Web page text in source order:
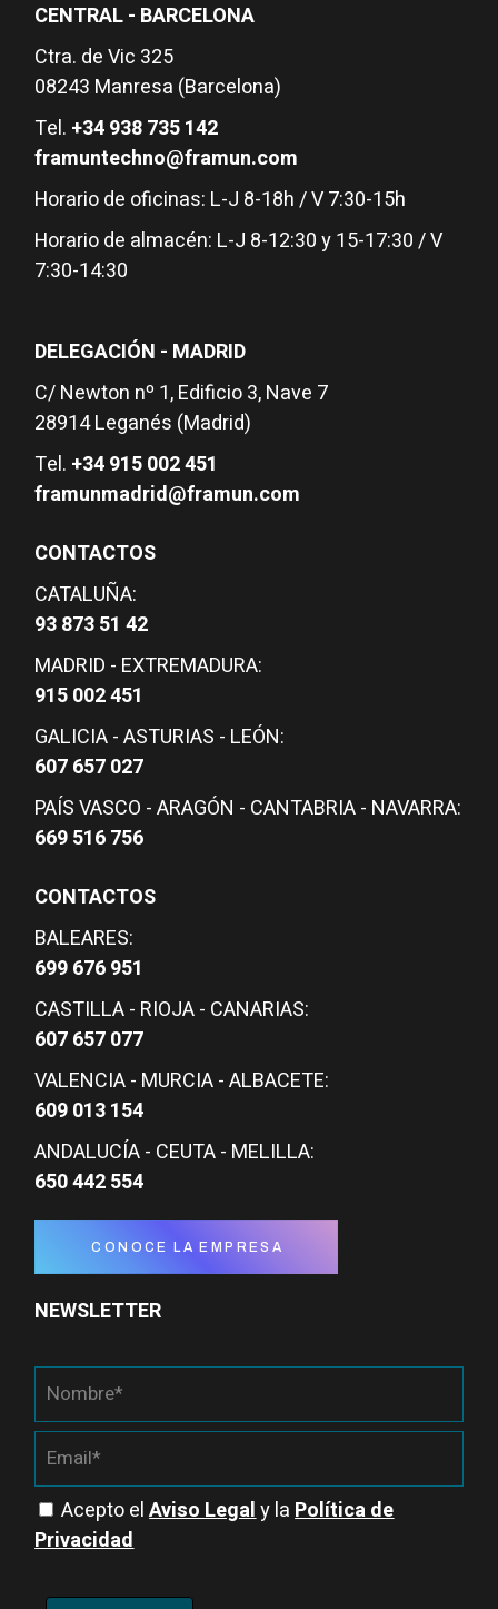
CENTRAL - BARCELONA
Ctra. de Vic 325
08243 Manresa (Barcelona)
Tel. +34 938 735 142
framuntechno@framun.com
Horario de oficinas: L-J 8-18h / V 7:30-15h
Horario de almacén: L-J 8-12:30 y 15-17:30 / V
7:30-14:30
DELEGACIÓN - MADRID
C/ Newton nº 1, Edificio 3, Nave 7
28914 Leganés (Madrid)
Tel. +34 915 002 451
framunmadrid@framun.com
CONTACTOS
CATALUÑA:
93 873 51 42
MADRID - EXTREMADURA:
915 002 451
GALICIA - ASTURIAS - LEÓN:
607 657 027
PAÍS VASCO - ARAGÓN - CANTABRIA - NAVARRA:
669 516 756
CONTACTOS
BALEARES:
699 676 951
CASTILLA - RIOJA - CANARIAS:
607 657 077
VALENCIA - MURCIA - ALBACETE:
609 013 154
ANDALUCÍA - CEUTA - MELILLA:
650 442 554
CONOCE LA EMPRESA
NEWSLETTER
Acepto elAviso Legaly laPolítica de
Privacidad